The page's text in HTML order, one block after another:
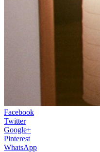
Facebook
Twitter
Google+
Pinterest
WhatsApp